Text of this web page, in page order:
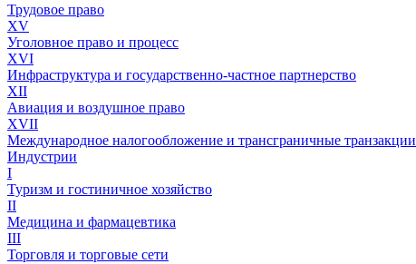
Трудовое право
XV
Уголовное право и процесс
XVI
Инфраструктура и государственно-частное партнерство
XII
Авиация и воздушное право
XVII
Международное налогообложение и трансграничные транзакции
Индустрии
I
Туризм и гостиничное хозяйство
II
Медицина и фармацевтика
III
Торговля и торговые сети